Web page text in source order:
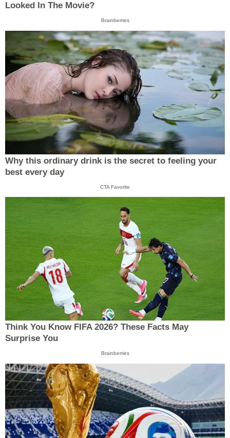
Looked In The Movie?
Brainberries
Why this ordinary drink is the secret to feeling your
best every day
CTA Favorite
Think You Know FIFA 2026? These Facts May
Surprise You
Brainberries